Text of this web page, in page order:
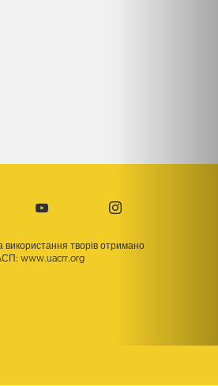
використання творів отримано
www.uacrr.org